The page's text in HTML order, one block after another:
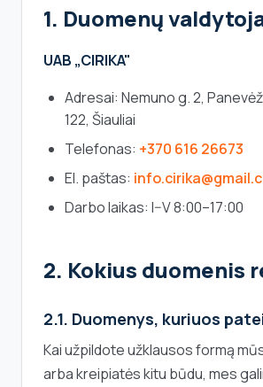
1. Duomenų
UAB „CIRIKA"
Adresai: Nemuno g. 2,
122, Šiauliai
Telefonas: +370 616 26673
El. paštas:
Darbo laikas: I–V 8:00–17:00
2. Kokius duomenis
2.1. Duomenys, kuriuos
Kai užpildote užklausos formą
arba kreipiatės kitu būdu, mes